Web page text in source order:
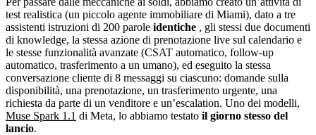
test realistica (un piccolo agente immobiliare di Miami), dato a tre
assistenti istruzioni di 200 parole identiche , gli stessi due documenti
di knowledge, la stessa azione di prenotazione live sul calendario e
le stesse funzionalità avanzate (CSAT automatico, follow-up
automatico, trasferimento a un umano), ed eseguito la stessa
conversazione cliente di 8 messaggi su ciascuno: domande sulla
disponibilità, una prenotazione, un trasferimento urgente, una
richiesta da parte di un venditore e un’escalation. Uno dei modelli,
Muse Spark 1.1 di Meta, lo abbiamo testato il giorno stesso del
lancio.